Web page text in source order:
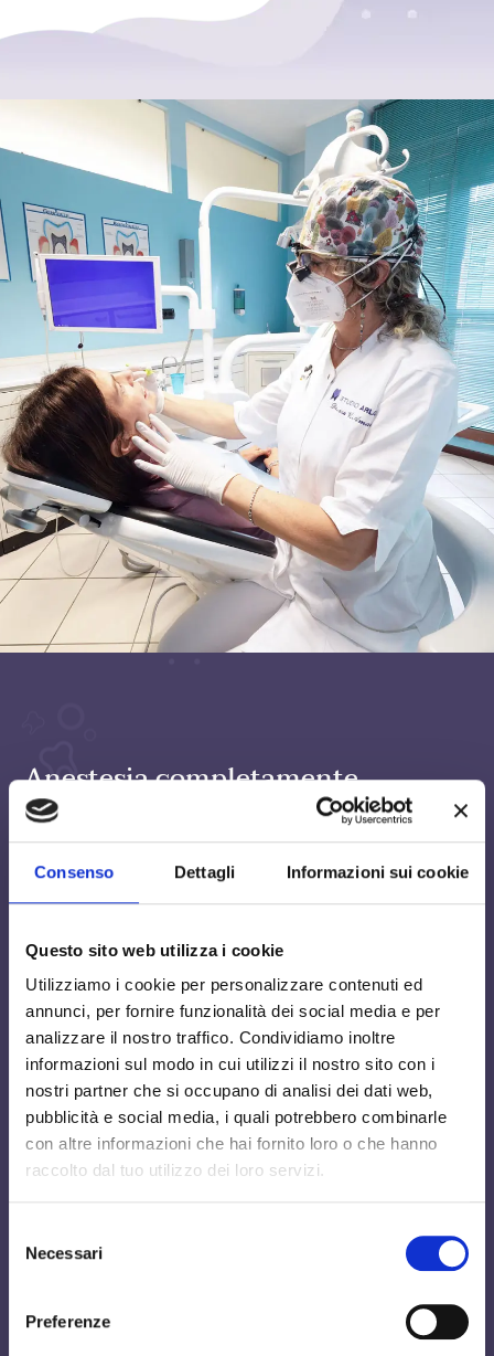
Consenso Dettagli Informazioni sui cookie
Questo sito web utilizza i cookie
Utilizziamo i cookie per personalizzare contenuti ed
annunci, per fornire funzionalità dei social media e per
analizzare il nostro traffico. Condividiamo inoltre
informazioni sul modo in cui utilizzi il nostro sito con i
nostri partner che si occupano di analisi dei dati web,
pubblicità e social media, i quali potrebbero combinarle
con altre informazioni che hai fornito loro o che hanno
raccolto dal tuo utilizzo dei loro servizi.
delNecessari
Preferenze
Anestesia completamente
indolore
Il nostro studio dentistico adotta l’
innovativo sistema di
Non proverai alcun fastidioe la paura del dentista sarà
Zero dolore